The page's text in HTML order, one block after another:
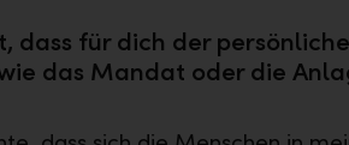
dass für dich der
das Mandat oder die